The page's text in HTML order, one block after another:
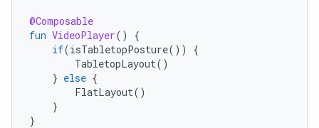
@Composable
fun VideoPlayer()
{
if(isTabletopPosture())
{
TabletopLayout()
} else {
FlatLayout()
}
}